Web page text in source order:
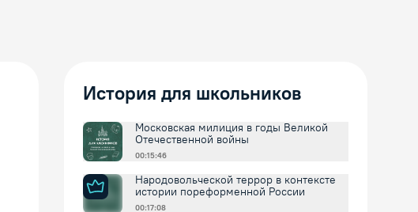
История для школьников
Московская милиция в годы Великой
Отечественной войны
00:15:46
Народовольческой террор в контексте
истории пореформенной России
00:17:08